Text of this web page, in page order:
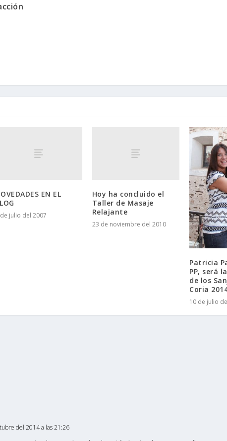
EN EL
julio del 2007
Hoy ha concluido el
Taller de Masaje
Relajante
23 de noviembre del 2010
Patricia
PP, será
de los
Coria
10 de julio
del 2014 a las 21:26